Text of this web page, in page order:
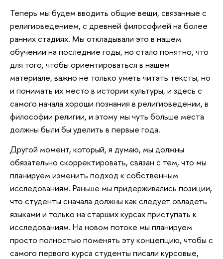
Теперь мы будем вводить общие вещи, связанные с
религиоведением, с древней философией на более
ранних стадиях. Мы откладывали это в нашем
обучении на последние годы, но стало понятно, что
для того, чтобы ориентироваться в нашем
материале, важно не только уметь читать тексты, но
и понимать их место в истории культуры, и здесь с
самого начала хороши познания в религиоведении, в
философии религии, и этому мы чуть больше места
должны были бы уделить в первые года.
Другой момент, который, я думаю, мы должны
обязательно скорректировать, связан с тем, что мы
планируем изменить подход к собственным
исследованиям. Раньше мы придерживались позиции,
что студенты сначала должны как следует овладеть
языками и только на старших курсах приступать к
исследованиям. На новом потоке мы планируем
просто полностью поменять эту концепцию, чтобы с
самого первого курса студенты писали курсовые,